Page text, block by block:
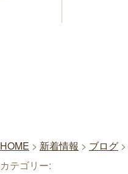
HOME > 新着情報 > ブログ >
カテゴリー: